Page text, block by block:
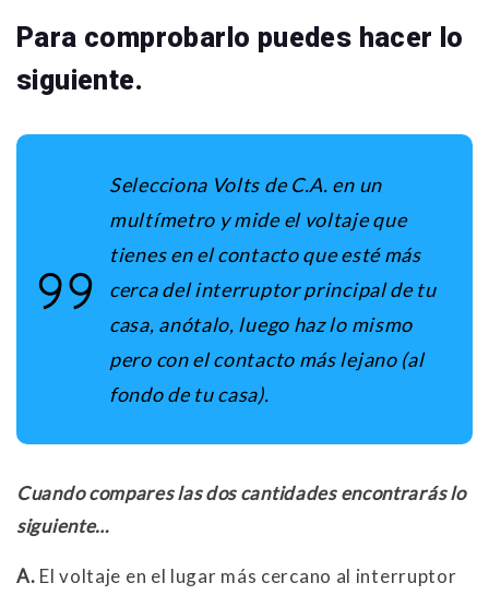
Para comprobarlo puedes hacer lo
siguiente.
Selecciona Volts de C.A. en un
multímetro y mide el voltaje que
tienes en el contacto que esté más
cerca del interruptor principal de tu
casa, anótalo, luego haz lo mismo
pero con el contacto más lejano (al
fondo de tu casa).
Cuando compares las dos cantidades encontrarás lo
siguiente…
A. El voltaje en el lugar más cercano al interruptor